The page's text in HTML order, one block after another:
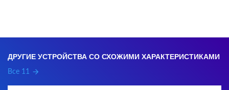
ДРУГИЕ УСТРОЙСТВА СО СХОЖИМИ ХАРАКТЕРИСТИКАМИ
Все 11 arrow_forward